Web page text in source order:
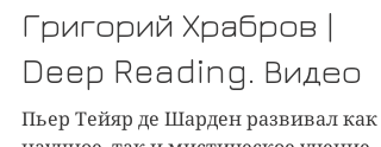
Евгений Пустошкин и
Григорий Храбров |
Deep Reading. Видео